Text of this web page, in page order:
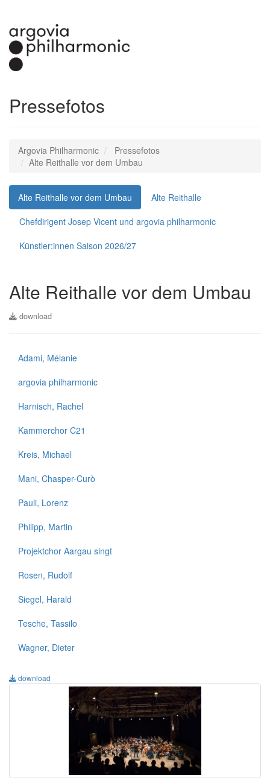
Pressefotos
Argovia Philharmonic
Pressefotos
Alte Reithalle vor dem Umbau
Alte Reithalle vor dem Umbau
Alte Reithalle
Chefdirigent Josep Vicent und argovia philharmonic
Künstler:innen Saison 2026/27
Alte Reithalle vor dem Umbau
download
Adami, Mélanie
argovia philharmonic
Harnisch, Rachel
Kammerchor C21
Kreis, Michael
Mani, Chasper-Curò
Pauli, Lorenz
Philipp, Martin
Projektchor Aargau singt
Rosen, Rudolf
Siegel, Harald
Tesche, Tassilo
Wagner, Dieter
download